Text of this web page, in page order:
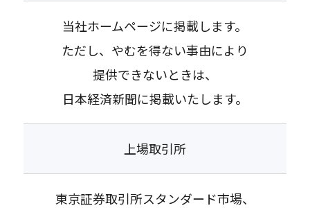
当社ホームページに掲載します。
ただし、やむを得ない事由により
提供できないときは、
日本経済新聞に掲載いたします。
上場取引所
東京証券取引所スタンダード市場、